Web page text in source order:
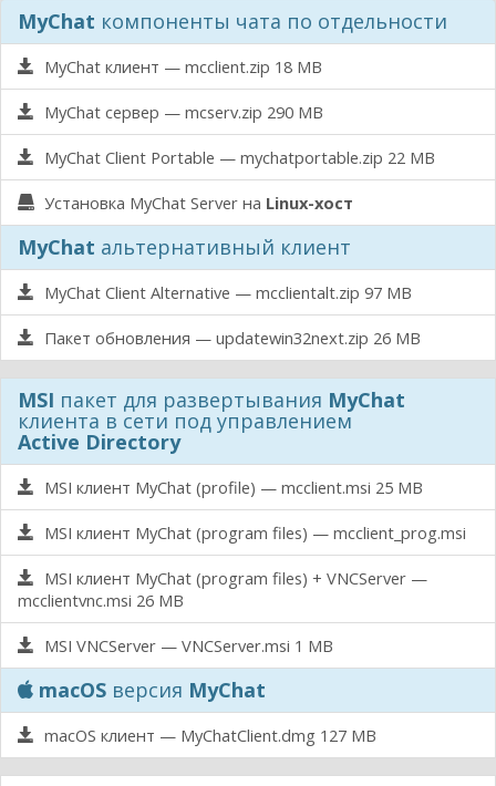
MyChat компоненты чата по отдельности
MyChat клиент — mcclient.zip 18 MB
MyChat сервер — mcserv.zip 290 MB
MyChat Client Portable — mychatportable.zip 22 MB
Установка MyChat Server на Linux-хост
MyChat альтернативный клиент
MyChat Client Alternative — mcclientalt.zip97 MB
Пакет обновления — updatewin32next.zip 26 MB
MSI пакет для развертывания MyChat
клиента в сети под управлением
Active Directory
MSI клиент MyChat (profile) — mcclient.msi 25 MB
MSI клиент MyChat (program files) — mcclient_prog.msi
MSI клиент MyChat (program files) + VNCServer —
mcclientvnc.msi 26 MB
MSI VNCServer — VNCServer.msi 1 MB
macOS версия MyChat
macOS клиент — MyChatClient.dmg 127 MB